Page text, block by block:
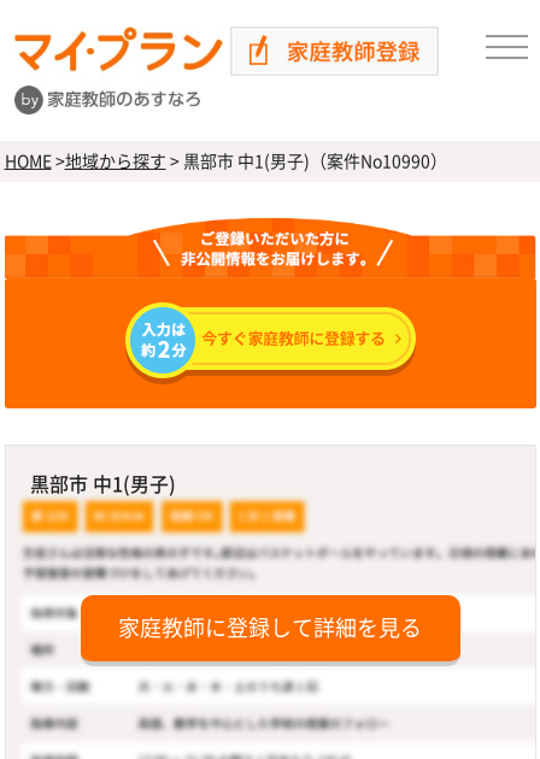
HOME>地域から探す >黒部市 中1(男子)（案件No10990）
黒部市 中1(男子)
家庭教師に登録して詳細を見る